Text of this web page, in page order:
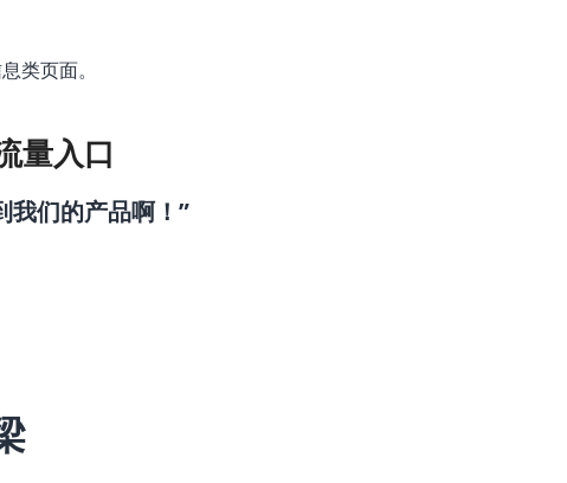
类页面。
量入口
我们的产品啊！”